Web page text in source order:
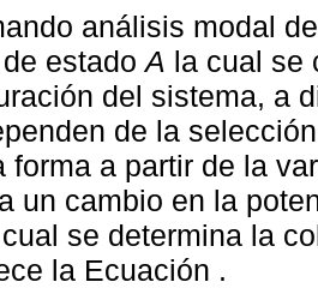
análisis modal
estadoA la cual se
del sistema, a
de la
forma a partir de la
un cambio en la
se determina la
la Ecuación .